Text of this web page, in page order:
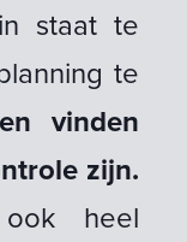
staat te
te
vinden
zijn.
heel